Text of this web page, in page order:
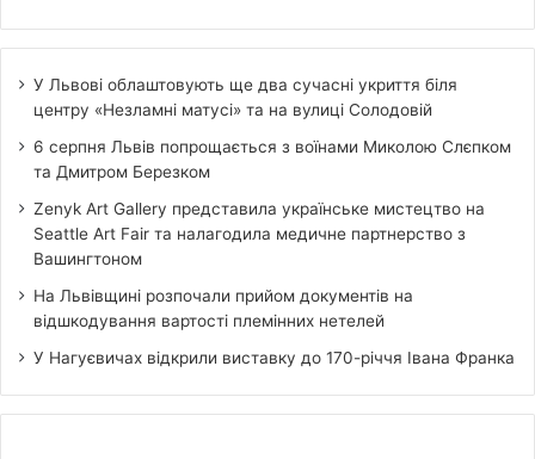
У Львові облаштовують ще два сучасні укриття біля
центру «Незламні матусі» та на вулиці Солодовій
6 серпня Львів попрощається з воїнами Миколою Слєпком
та Дмитром Березком
Zenyk Art Gallery представила українське мистецтво на
Seattle Art Fair та налагодила медичне партнерство з
Вашингтоном
На Львівщині розпочали прийом документів на
відшкодування вартості племінних нетелей
У Нагуєвичах відкрили виставку до 170-річчя Івана Франка